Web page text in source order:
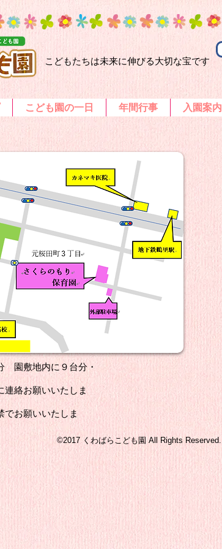
こどもたちは未来に伸びる大切な宝です
こども園の一日 年間行事 入園案内
園敷地内に９台分・
絡お願いいたしま
でお願いいたしま
​©2017 くわばらこども園 All Rights Reserved.